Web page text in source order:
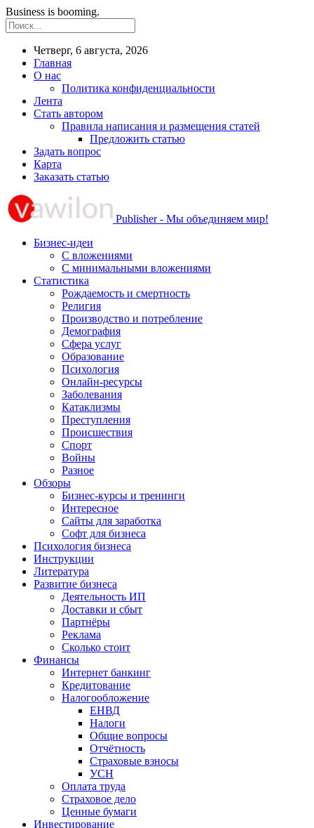
Business is booming.
Четверг, 6 августа, 2026
Главная
О нас
Политика конфиденциальности
Лента
Стать автором
Правила написания и размещения статей
Предложить статью
Задать вопрос
Карта
Заказать статью
Publisher - Мы объединяем мир!
Бизнес-идеи
С вложениями
С минимальными вложениями
Статистика
Рождаемость и смертность
Религия
Производство и потребление
Демография
Сфера услуг
Образование
Психология
Онлайн-ресурсы
Заболевания
Катаклизмы
Преступления
Происшествия
Спорт
Войны
Разное
Обзоры
Бизнес-курсы и тренинги
Интересное
Сайты для заработка
Софт для бизнеса
Психология бизнеса
Инструкции
Литература
Развитие бизнеса
Деятельность ИП
Доставки и сбыт
Партнёры
Реклама
Сколько стоит
Финансы
Интернет банкинг
Кредитование
Налогообложение
ЕНВД
Налоги
Общие вопросы
Отчётность
Страховые взносы
УСН
Оплата труда
Страховое дело
Ценные бумаги
Инвестирование